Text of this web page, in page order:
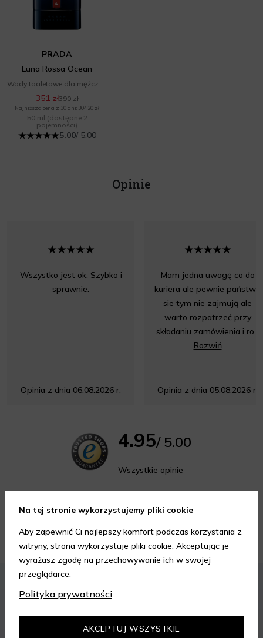
PRADA
Luna Rossa Ocean
351 zł390 zł
Najniższa cena z 30 dni: 304,20 zł
50 ml (dostępne 2
pojemności)
5.00/ 5.00
Opinie
Wszystko jest ok. Szybko i
sprawnie.
Opinia z dnia 06.08.2026 r.
Mam jedna uwagę co do
kuriera ale pewnie państwo
sie tym nie zajmują ale
warto rozpatrzeć przy
składaniu zamówienia i ro...
Rozwiń
Opinia z dnia 05.08.2026 r.
4.95/ 5.00
Wszystkie opinie
Porady kosmetyczne
Na tej stronie wykorzystujemy pliki cookie
Aby zapewnić Ci najlepszy komfort podczas korzystania z
witryny, strona wykorzystuje pliki cookie. Akceptując je
wyrażasz zgodę na przechowywanie ich w swojej
przeglądarce.
Polityka prywatności
AKCEPTUJ WSZYSTKIE